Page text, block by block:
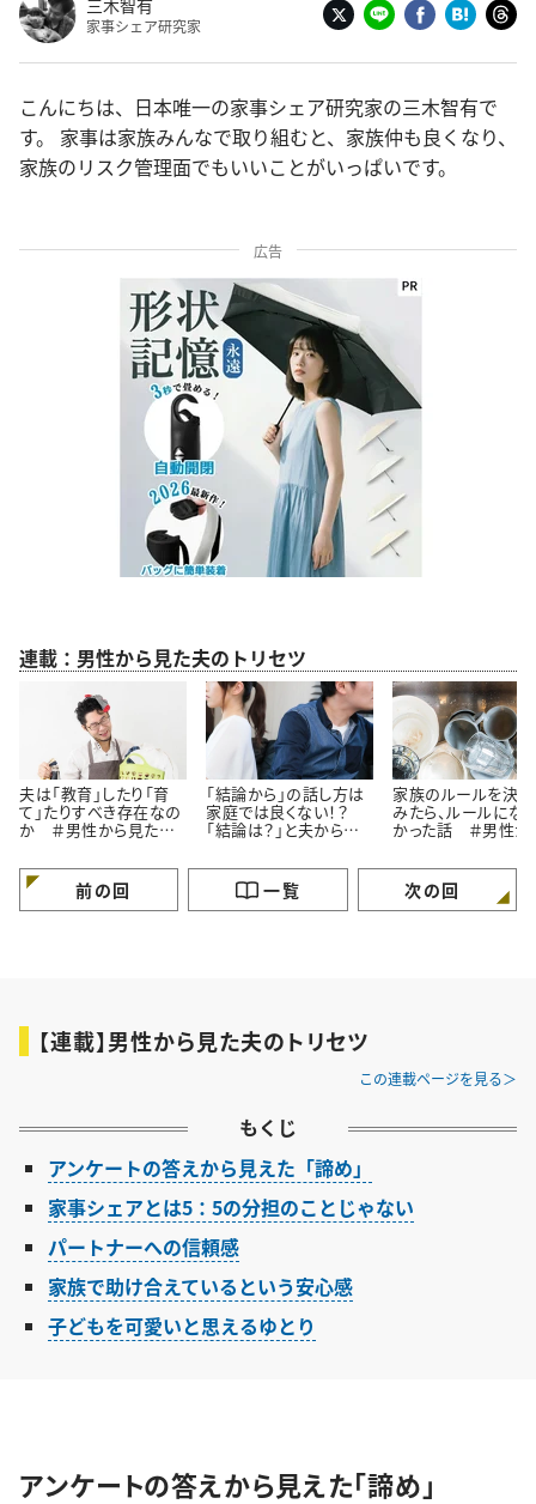
家事シェア研究家
こんにちは、日本唯一の家事シェア研究家の三木智有で
す。 家事は家族みんなで取り組むと、家族仲も良くなり、
家族のリスク管理面でもいいことがいっぱいです。
広告
連載：男性から見た夫のトリセツ
夫は「教育」したり「育
て」たりすべき存在なの
か ＃男性から見た夫
「結論から」の話し方は
家庭では良くない！？
「結論は？」と夫から言
た夫のトリセツ
家族のルールを決
みたら、ルールにな
かった話 ＃男性か
前の回 一覧 次の回
【連載】男性から見た夫のトリセツ
この連載ページを見る
もくじ
アンケートの答えから見えた「諦め」
家事シェアとは5：5の分担のことじゃない
パートナーへの信頼感
家族で助け合えているという安心感
子どもを可愛いと思えるゆとり
アンケートの答えから見えた「諦め」